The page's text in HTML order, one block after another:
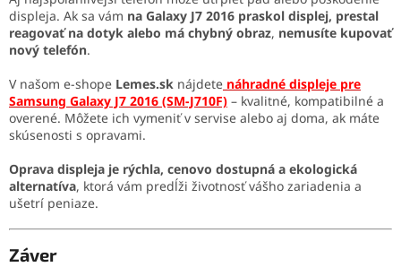
displeja. Ak sa vám na Galaxy J7 2016 praskol displej, prestal
reagovať na dotyk alebo má chybný obraz, nemusíte kupovať
nový telefón.
V našom e-shope Lemes.sk nájdete náhradné displeje pre
Samsung Galaxy J7 2016 (SM-J710F) – kvalitné, kompatibilné a
overené. Môžete ich vymeniť v servise alebo aj doma, ak máte
skúsenosti s opravami.
Oprava displeja je rýchla, cenovo dostupná a ekologická
alternatíva, ktorá vám predĺži životnosť vášho zariadenia a
ušetrí peniaze.
Záver